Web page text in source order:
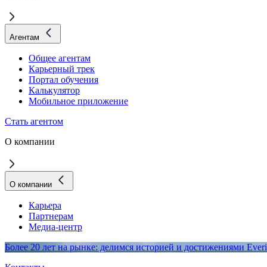
Агентам
Общее агентам
Карьерный трек
Портал обучения
Калькулятор
Мобильное приложение
Стать агентом
О компании
О компании
Карьера
Партнерам
Медиа-центр
Более 20 лет на рынке: делимся историей и достижениями